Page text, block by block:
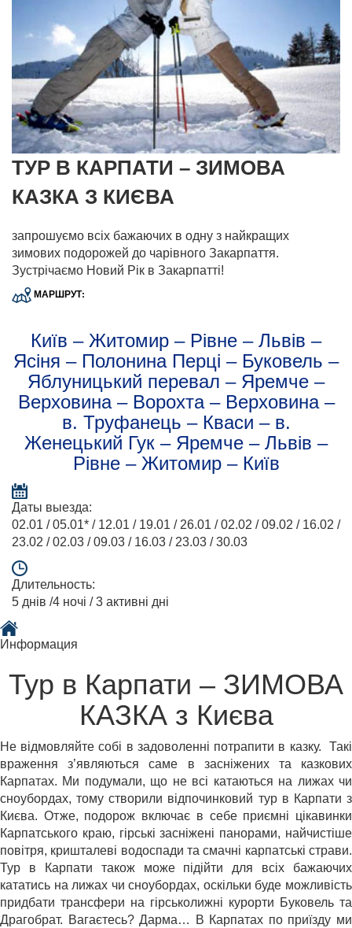
ТУР В КАРПАТИ – ЗИМОВА
КАЗКА З КИЄВА
запрошуємо всіх бажаючих в одну з найкращих
зимових подорожей до чарівного Закарпаття.
Зустрічаємо Новий Рік в Закарпатті!
МАРШРУТ:
Київ – Житомир – Рівне – Львів –
Ясіня – Полонина Перці – Буковель –
Яблуницький перевал – Яремче –
Верховина – Ворохта – Верховина –
в. Труфанець – Кваси – в.
Женецький Гук – Яремче – Львів –
Рівне – Житомир – Київ
Даты выезда:
02.01 / 05.01* / 12.01 / 19.01 / 26.01 / 02.02 / 09.02 / 16.02 /
23.02 / 02.03 / 09.03 / 16.03 / 23.03 / 30.03
Длительность:
5 днів /4 ночі / 3 активні дні
Информация
Тур в Карпати – ЗИМОВА
КАЗКА з Києва
Не відмовляйте собі в задоволенні потрапити в казку. Такі
враження з’являються саме в засніжених та казкових
Карпатах. Ми подумали, що не всі катаються на лижах чи
сноубордах, тому створили відпочинковий тур в Карпати з
Києва. Отже, подорож включає в себе приємні цікавинки
Карпатського краю, гірські засніжені панорами, найчистіше
повітря, кришталеві водоспади та смачні карпатські страви.
Тур в Карпати також може підійти для всіх бажаючих
кататись на лижах чи сноубордах, оскільки буде можливість
придбати трансфери на гірськолижні курорти Буковель та
Драгобрат. Вагаєтесь? Дарма… В Карпатах по приїзду ми